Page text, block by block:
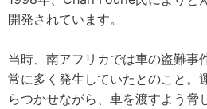
開発されています。
当時、南アフリカでは車の盗難事
常に多く発生していたとのこと。
らつかせながら、車を渡すよう脅